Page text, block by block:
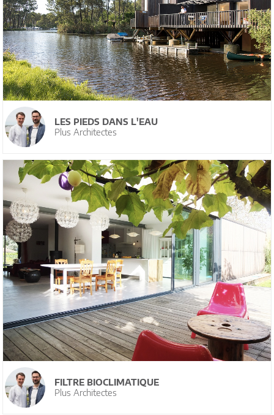
LES PIEDS DANS L'EAU
Plus Architectes
FILTRE BIOCLIMATIQUE
Plus Architectes